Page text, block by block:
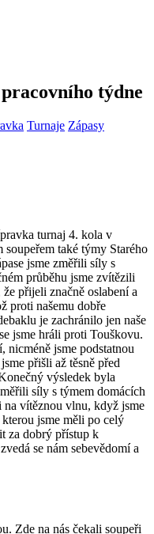
týdne
Turnaje Zápasy
turnaj 4. kola v
také týmy Starého
jsme změřili síly s
průběhu jsme zvítězili
přijeli značně oslabení a
proti našemu dobře
je zachránilo jen naše
jsme hráli proti Touškovu.
nicméně jsme podstatnou
přišli až těsně před
výsledek byla
síly s týmem domácích
na vítěznou vlnu, když jsme
jsme měli po celý
za dobrý přístup k
se nám sebevědomí a
Zde na nás čekali soupeři